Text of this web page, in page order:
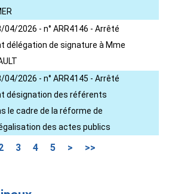
04/2026 - n° ARR4146 - Arrêté
délégation de signature à Mme
04/2026 - n° ARR4145 - Arrêté
désignation des référents
le cadre de la réforme de
des actes publics
3 4 5 > >>